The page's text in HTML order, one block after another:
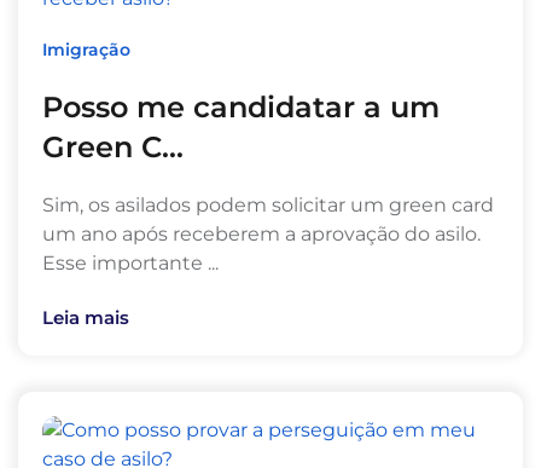
Imigração
Posso me candidatar a um
Green C...
Sim, os asilados podem solicitar um green card
um ano após receberem a aprovação do asilo.
Esse importante ...
Leia mais